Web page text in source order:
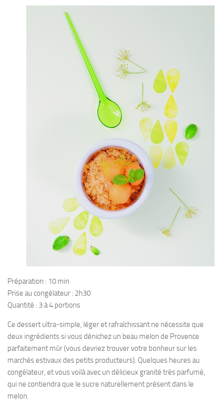
Préparation : 10 min
Prise au congélateur : 2h30
Quantité : 3 à 4 portions
Ce dessert ultra-simple, léger et rafraîchissant ne nécessite que
deux ingrédients si vous dénichez un beau melon de Provence
parfaitement mûr (vous devriez trouver votre bonheur sur les
marchés estivaux des petits producteurs). Quelques heures au
congélateur, et vous voilà avec un délicieux granité très parfumé,
qui ne contiendra que le sucre naturellement présent dans le
melon.